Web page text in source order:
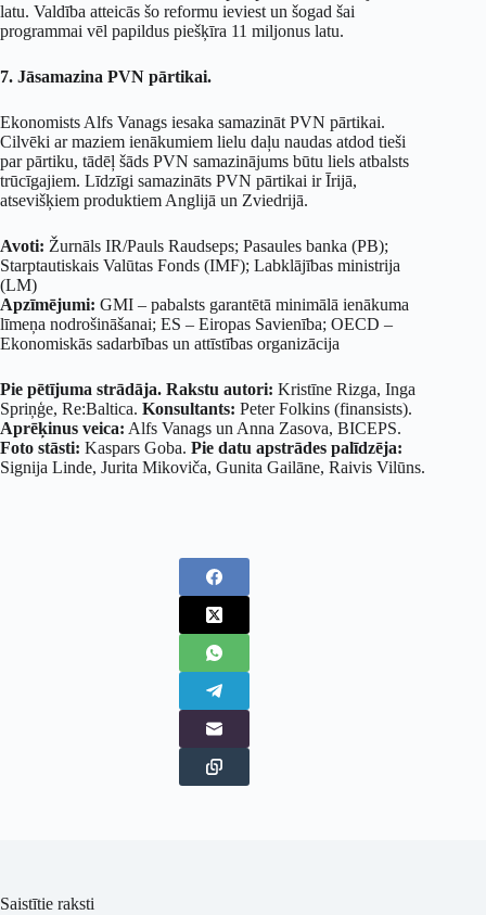
latu. Valdība atteicās šo reformu ieviest un šogad šai
programmai vēl papildus piešķīra 11 miljonus latu.
7. Jāsamazina PVN pārtikai.
Ekonomists Alfs Vanags iesaka samazināt PVN pārtikai.
Cilvēki ar maziem ienākumiem lielu daļu naudas atdod tieši
par pārtiku, tādēļ šāds PVN samazinājums būtu liels atbalsts
trūcīgajiem. Līdzīgi samazināts PVN pārtikai ir Īrijā,
atsevišķiem produktiem Anglijā un Zviedrijā.
Avoti: Žurnāls IR/Pauls Raudseps; Pasaules banka (PB);
Starptautiskais Valūtas Fonds (IMF); Labklājības ministrija
(LM)
Apzīmējumi: GMI – pabalsts garantētā minimālā ienākuma
līmeņa nodrošināšanai; ES – Eiropas Savienība; OECD –
Ekonomiskās sadarbības un attīstības organizācija
Pie pētījuma strādāja. Rakstu autori: Kristīne Rizga, Inga
Spriņģe, Re:Baltica. Konsultants: Peter Folkins (finansists).
Aprēķinus veica: Alfs Vanags un Anna Zasova, BICEPS.
Foto stāsti: Kaspars Goba. Pie datu apstrādes palīdzēja:
Signija Linde, Jurita Mikoviča, Gunita Gailāne, Raivis Vilūns.
Saistītie raksti